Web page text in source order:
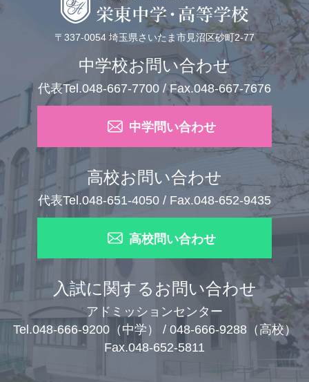
〒337-0054 埼玉県さいたま市見沼区砂町2-77
中学校お問い合わせ
代表Tel.048-667-7700 / Fax.048-667-7676
中学問い合わせ
高校お問い合わせ
代表Tel.048-651-4050 / Fax.048-652-9435
高校問い合わせ
入試に関するお問い合わせ
アドミッションセンター
Tel.048-666-9200（中学） / 048-666-9288（高校）
Fax.048-652-5811